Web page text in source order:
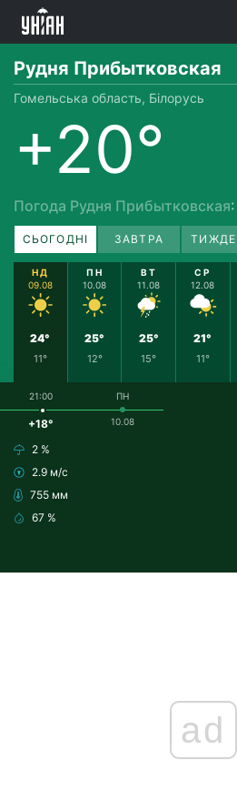
Рудня Прибытковская
Гомельська область, Білорусь
+20°
Погода Рудня Прибытковская
СЬОГОДНІ ЗАВТРА
НД
09.08
24°
11°
ПН
10.08
25°
12°
ВТ
11.08
25°
15°
СР
12.08
21°
11°
21:00
+18°
2 %
2.9 м/с
755 мм
67 %
ПН
10.08
ad